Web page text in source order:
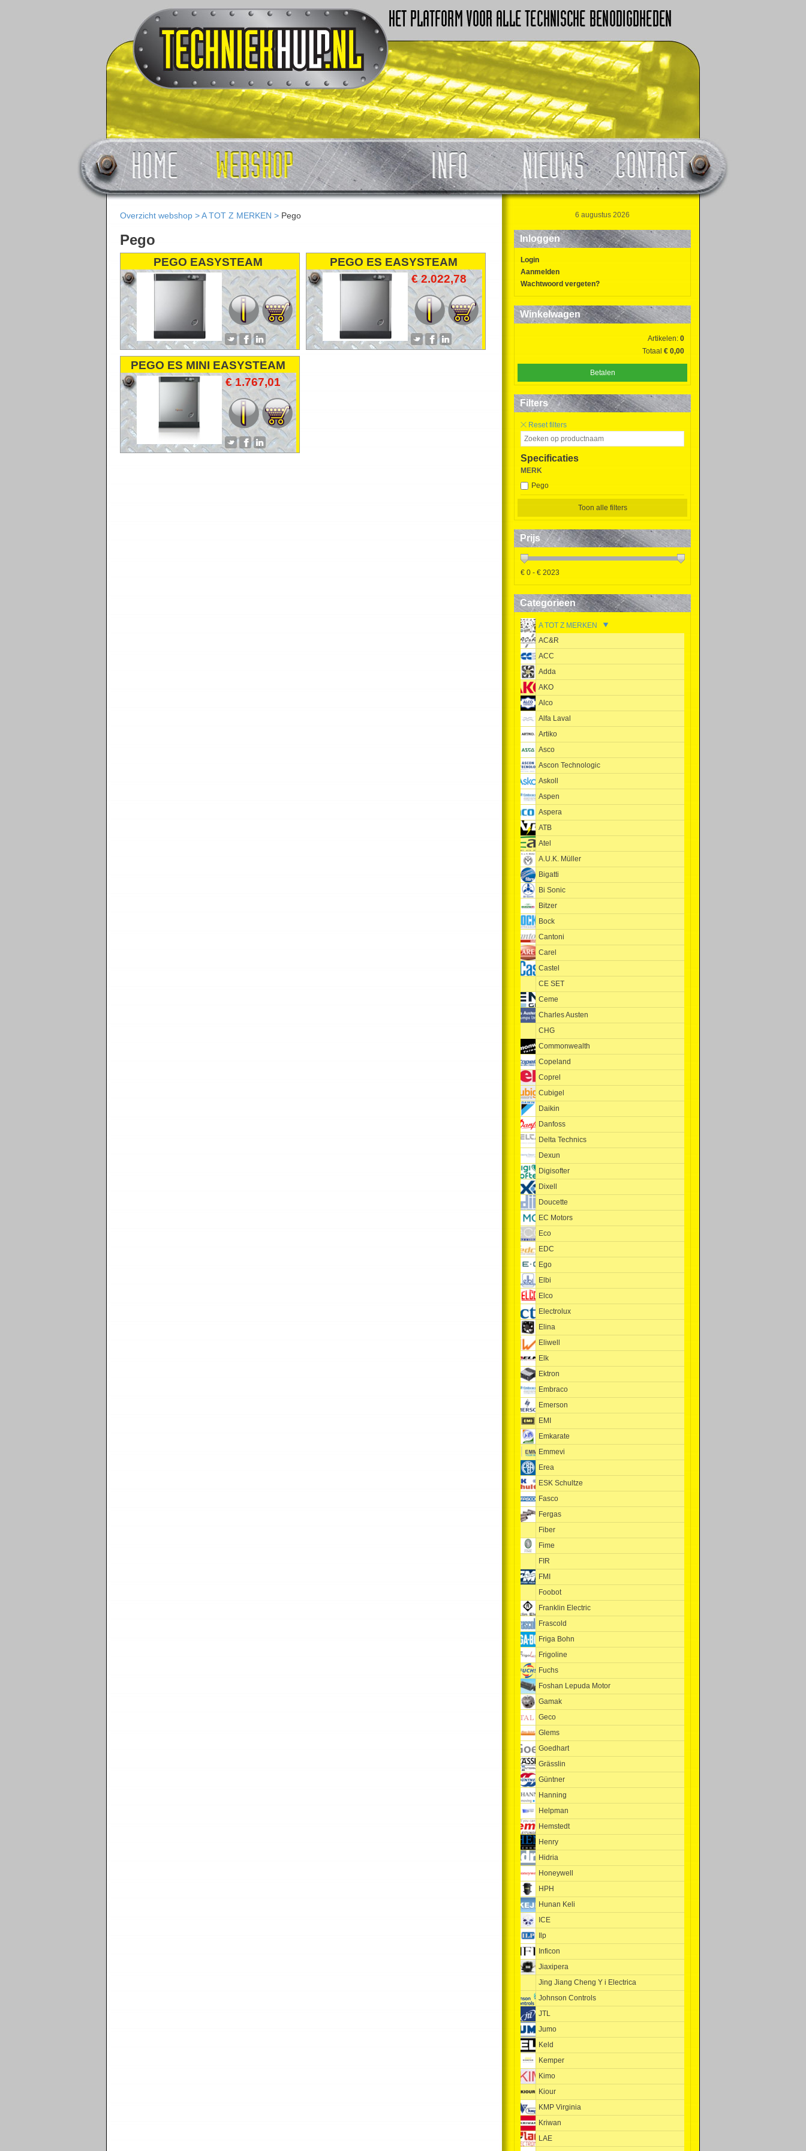
Overzicht webshop >A TOT Z MERKEN > Pego
Pego
PEGO EASYSTEAM
SPAREPARTS ONDERDELEN
ERSATZTEILE
PEGO ES EASYSTEAM
STOOMBEVOCHTIGER
HUMIDIFIER
LUFTBEFEUCHTER
€ 2.022,78
PEGO ES MINI EASYSTEAM
STOOMBEVOCHTIGER
HUMIDIFIER
LUFTBEFEUCHTER
€ 1.767,01
6 augustus 2026
Inloggen
Login
Aanmelden
Wachtwoord vergeten?
Winkelwagen
Artikelen: 0
Totaal € 0,00
Betalen
Filters
Reset filters
Specificaties
MERK
Pego
Toon alle filters
Prijs
€ 0 - € 2023
Categorieen
A TOT Z MERKEN
AC&R
ACC
Adda
AKO
Alco
Alfa Laval
Artiko
Asco
Ascon Technologic
Askoll
Aspen
Aspera
ATB
Atel
A.U.K. Müller
Bigatti
Bi Sonic
Bitzer
Bock
Cantoni
Carel
Castel
CE SET
Ceme
Charles Austen
CHG
Commonwealth
Copeland
Coprel
Cubigel
Daikin
Danfoss
Delta Technics
Dexun
Digisofter
Dixell
Doucette
EC Motors
Eco
EDC
Ego
Elbi
Elco
Electrolux
Elina
Eliwell
Elk
Ektron
Embraco
Emerson
EMI
Emkarate
Emmevi
Erea
ESK Schultze
Fasco
Fergas
Fiber
Fime
FIR
FMI
Foobot
Franklin Electric
Frascold
Friga Bohn
Frigoline
Fuchs
Foshan Lepuda Motor
Gamak
Geco
Glems
Goedhart
Grässlin
Güntner
Hanning
Helpman
Hemstedt
Henry
Hidria
Honeywell
HPH
Hunan Keli
ICE
Ilp
Inficon
Jiaxipera
Jing Jiang Cheng Y i Electrica
Johnson Controls
JTL
Jumo
Keld
Kemper
Kimo
Kiour
KMP Virginia
Kriwan
LAE